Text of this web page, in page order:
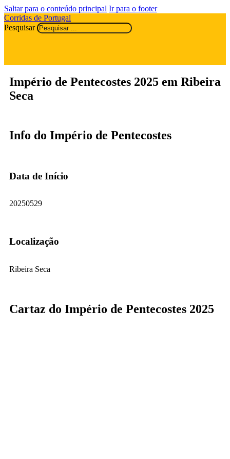
Saltar para o conteúdo principal Ir para o footer
Corridas de Portugal
Pesquisar
Império de Pentecostes 2025 em Ribeira
Seca
Info do Império de Pentecostes
Data de Início
20250529
Localização
Ribeira Seca
Cartaz do Império de Pentecostes 2025